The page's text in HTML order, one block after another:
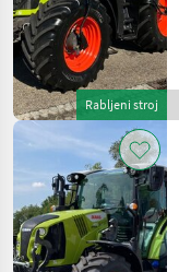
Rabljeni stroj